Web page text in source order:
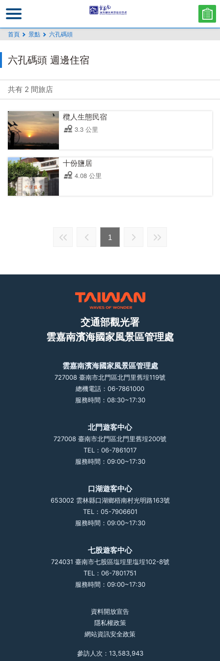
到
主
要
內
首頁 景點 六孔碼頭
六孔碼頭 週邊住宿
共有 2 間旅店
欖人生態民宿
3.3 公里
十份鹽居
4.08 公里
1
交通部觀光署
雲嘉南濱海國家風景區管理處
雲嘉南濱海國家風景區管理處
727008 臺南市北門區北門里舊埕119號
總機電話：06-7861000
服務時間：08:30~17:30
北門遊客中心
727008 臺南市北門區北門里舊埕200號
TEL：06-7861017
服務時間：09:00~17:30
口湖遊客中心
653002 雲林縣口湖鄉梧南村光明路163號
TEL：05-7906601
服務時間：09:00~17:30
七股遊客中心
724031 臺南市七股區塩埕里塩埕102-8號
TEL：06-7801751
服務時間：09:00~17:30
資料開放宣告
隱私權政策
網站資訊安全政策
參訪人次：13,583,943